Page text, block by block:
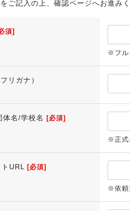
ご記入の上、確認ページへお進みく
須]
※フル
リガナ）
体名/学校名 [必須]
※正式
URL [必須]
※依頼